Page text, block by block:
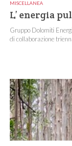
MISCELLANEA
L’ energia
Gruppo Dolomiti
di collaborazione